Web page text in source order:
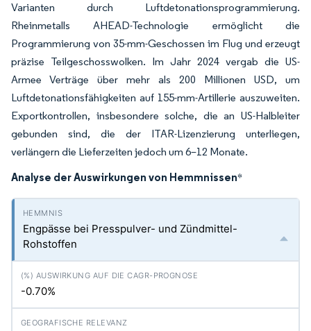
Varianten durch Luftdetonationsprogrammierung.
Rheinmetalls AHEAD-Technologie ermöglicht die
Programmierung von 35-mm-Geschossen im Flug und erzeugt
präzise Teilgeschosswolken. Im Jahr 2024 vergab die US-
Armee Verträge über mehr als 200 Millionen USD, um
Luftdetonationsfähigkeiten auf 155-mm-Artillerie auszuweiten.
Exportkontrollen, insbesondere solche, die an US-Halbleiter
gebunden sind, die der ITAR-Lizenzierung unterliegen,
verlängern die Lieferzeiten jedoch um 6–12 Monate.
Analyse der Auswirkungen von Hemmnissen*
Engpässe bei Presspulver- und Zündmittel-
Rohstoffen
-0.70%